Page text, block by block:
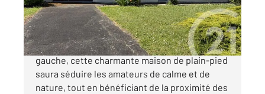
238 500 €
Située dans un quartier prisé de Saintes rive
gauche, cette charmante maison de plain-pied
saura séduire les amateurs de calme et de
nature, tout en bénéficiant de la proximité des